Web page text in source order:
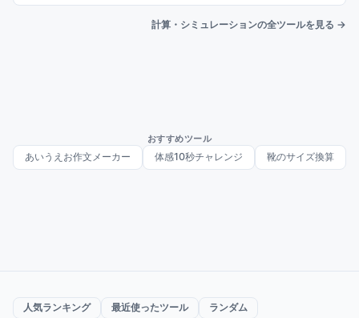
計算・シミュレーションの全ツールを見る →
おすすめツール
あいうえお作文メーカー 体感10秒チャレンジ 靴のサイズ換算
人気ランキング 最近使ったツール ランダム